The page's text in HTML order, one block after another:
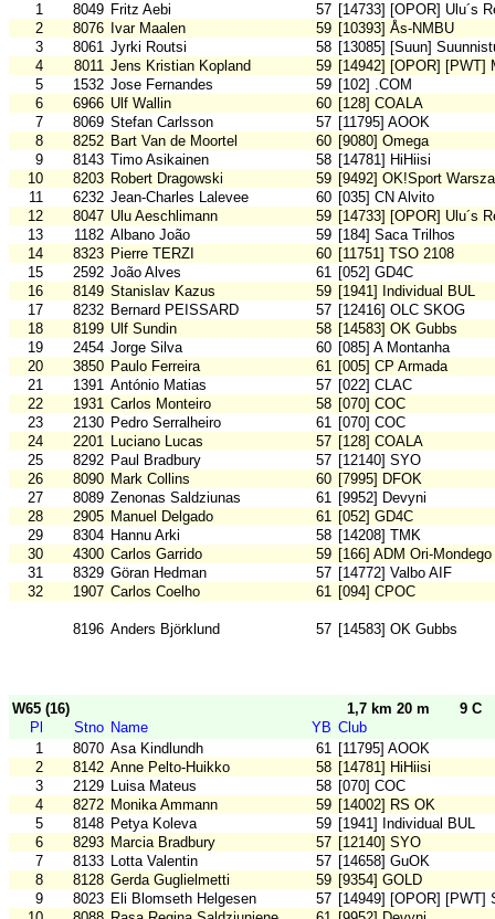
1
8049 Fritz Aebi 57 [14733] [OPOR] Ulu´s
2
8076 Ivar Maalen 59 [10393] Ås-NMBU
3
8061 Jyrki Routsi 58 [13085] [Suun]
4
8011 Jens Kristian Kopland 59 [14942] [OPOR] [PWT]
5
1532 Jose Fernandes 59 [102] .COM
6
6966 Ulf Wallin 60 [128] COALA
7
8069 Stefan Carlsson 57 [11795] AOOK
8
8252 Bart Van de Moortel 60 [9080] Omega
9
8143 Timo Asikainen 58 [14781] HiHiisi
10
8203 Robert Dragowski 59 [9492] OK!Sport
11
6232 Jean-Charles Lalevee 60 [035] CN Alvito
12
8047 Ulu Aeschlimann 59 [14733] [OPOR] Ulu´s
13
1182 Albano João 59 [184] Saca Trilhos
14
8323 Pierre TERZI 60 [11751] TSO 2108
15
2592 João Alves 61 [052] GD4C
16
8149 Stanislav Kazus 59 [1941] Individual BUL
17
8232 Bernard PEISSARD 57 [12416] OLC SKOG
18
8199 Ulf Sundin 58 [14583] OK Gubbs
19
2454 Jorge Silva 60 [085] A Montanha
20
3850 Paulo Ferreira 61 [005] CP Armada
21
1391 António Matias 57 [022] CLAC
22
1931 Carlos Monteiro 58 [070] COC
23
2130 Pedro Serralheiro 61 [070] COC
24
2201 Luciano Lucas 57 [128] COALA
25
8292 Paul Bradbury 57 [12140] SYO
26
8090 Mark Collins 60 [7995] DFOK
27
8089 Zenonas Saldziunas 61 [9952] Devyni
28
2905 Manuel Delgado 61 [052] GD4C
29
8304 Hannu Arki 58 [14208] TMK
30
4300 Carlos Garrido 59 [166] ADM Ori-Mondego
31
8329 Göran Hedman 57 [14772] Valbo AIF
32
1907 Carlos Coelho 61 [094] CPOC
8196 Anders Björklund 57 [14583] OK Gubbs
W65 (16) 1,7 km 20 m
9 C
Pl
Stno Name YB Club
1
8070 Asa Kindlundh 61 [11795] AOOK
2
8142 Anne Pelto-Huikko 58 [14781] HiHiisi
3
2129 Luisa Mateus 58 [070] COC
4
8272 Monika Ammann 59 [14002] RS OK
5
8148 Petya Koleva 59 [1941] Individual BUL
6
8293 Marcia Bradbury 57 [12140] SYO
7
8133 Lotta Valentin 57 [14658] GuOK
8
8128 Gerda Guglielmetti 59 [9354] GOLD
9
8023 Eli Blomseth Helgesen 57 [14949] [OPOR] [PWT]